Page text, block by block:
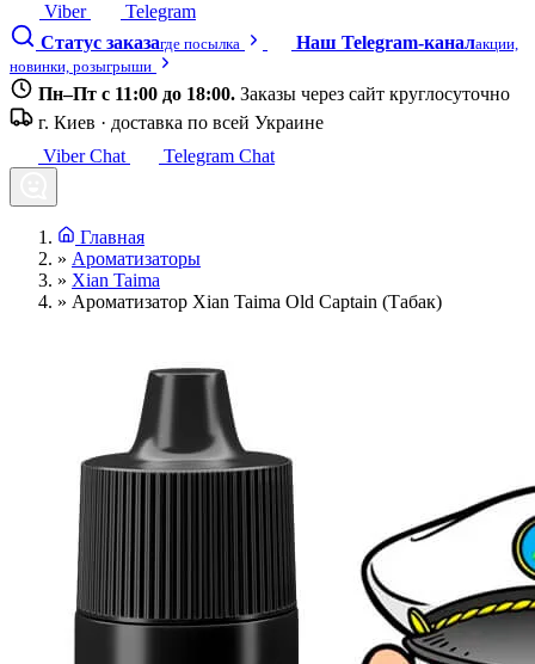
Viber
Telegram
Статус заказагде посылка Наш Telegram-каналакции,
новинки, розыгрыши
Пн–Пт с 11:00 до 18:00. Заказы через сайт круглосуточно
г. Киев · доставка по всей Украине
Viber Chat
Telegram Chat
Главная
» Ароматизаторы
» Xian Taima
» Ароматизатор Xian Taima Old Captain (Табак)